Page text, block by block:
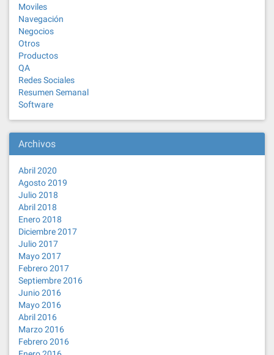
Moviles
Navegación
Negocios
Otros
Productos
QA
Redes Sociales
Resumen Semanal
Software
Archivos
Abril 2020
Agosto 2019
Julio 2018
Abril 2018
Enero 2018
Diciembre 2017
Julio 2017
Mayo 2017
Febrero 2017
Septiembre 2016
Junio 2016
Mayo 2016
Abril 2016
Marzo 2016
Febrero 2016